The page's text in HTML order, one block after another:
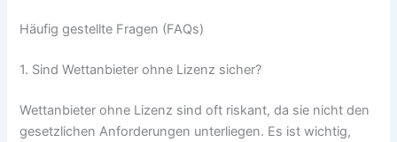
Häufig gestellte Fragen (FAQs)
1. Sind Wettanbieter ohne Lizenz sicher?
Wettanbieter ohne Lizenz sind oft riskant, da sie nicht den
gesetzlichen Anforderungen unterliegen. Es ist wichtig,